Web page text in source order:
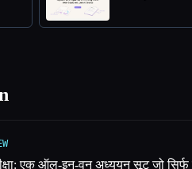
एक ऑल-इन-वन अध्ययन सूट जो